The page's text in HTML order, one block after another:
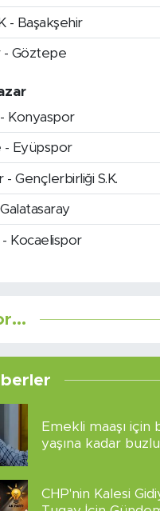
- Başakşehir
- Göztepe
Konyaspor
- Eyüpspor
Gençlerbirliği S.K.
Kocaelispor
Emekli maaşı için
yaşına kadar
CHP'nin Kalesi